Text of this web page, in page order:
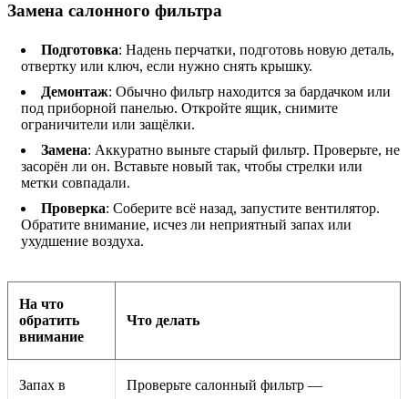
Замена салонного фильтра
Подготовка: Надень перчатки, подготовь новую деталь,
отвертку или ключ, если нужно снять крышку.
Демонтаж: Обычно фильтр находится за бардачком или
под приборной панелью. Откройте ящик, снимите
ограничители или защёлки.
Замена: Аккуратно выньте старый фильтр. Проверьте, не
засорён ли он. Вставьте новый так, чтобы стрелки или
метки совпадали.
Проверка: Соберите всё назад, запустите вентилятор.
Обратите внимание, исчез ли неприятный запах или
ухудшение воздуха.
На что
обратить
внимание
Что делать
Запах в
Проверьте салонный фильтр —